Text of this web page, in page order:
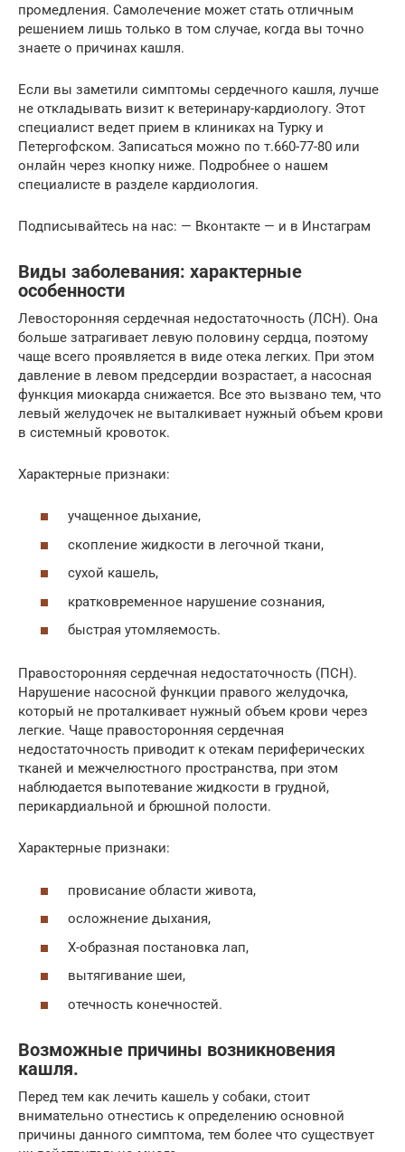
промедления. Самолечение может стать отличным
решением лишь только в том случае, когда вы точно
знаете о причинах кашля.
Если вы заметили симптомы сердечного кашля, лучше
не откладывать визит к ветеринару-кардиологу. Этот
специалист ведет прием в клиниках на Турку и
Петергофском. Записаться можно по т.660-77-80 или
онлайн через кнопку ниже. Подробнее о нашем
специалисте в разделе кардиология.
Подписывайтесь на нас: — Вконтакте — и в Инстаграм
Виды заболевания: характерные
особенности
Левосторонняя сердечная недостаточность (ЛСН). Она
больше затрагивает левую половину сердца, поэтому
чаще всего проявляется в виде отека легких. При этом
давление в левом предсердии возрастает, а насосная
функция миокарда снижается. Все это вызвано тем, что
левый желудочек не выталкивает нужный объем крови
в системный кровоток.
Характерные признаки:
учащенное дыхание,
скопление жидкости в легочной ткани,
сухой кашель,
кратковременное нарушение сознания,
быстрая утомляемость.
Правосторонняя сердечная недостаточность (ПСН).
Нарушение насосной функции правого желудочка,
который не проталкивает нужный объем крови через
легкие. Чаще правосторонняя сердечная
недостаточность приводит к отекам периферических
тканей и межчелюстного пространства, при этом
наблюдается выпотевание жидкости в грудной,
перикардиальной и брюшной полости.
Характерные признаки:
провисание области живота,
осложнение дыхания,
Х-образная постановка лап,
вытягивание шеи,
отечность конечностей.
Возможные причины возникновения
кашля.
Перед тем как лечить кашель у собаки, стоит
внимательно отнестись к определению основной
причины данного симптома, тем более что существует